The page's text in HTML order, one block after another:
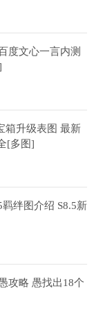
级表图 最新
[多图]
介绍 S8.5新
出18个